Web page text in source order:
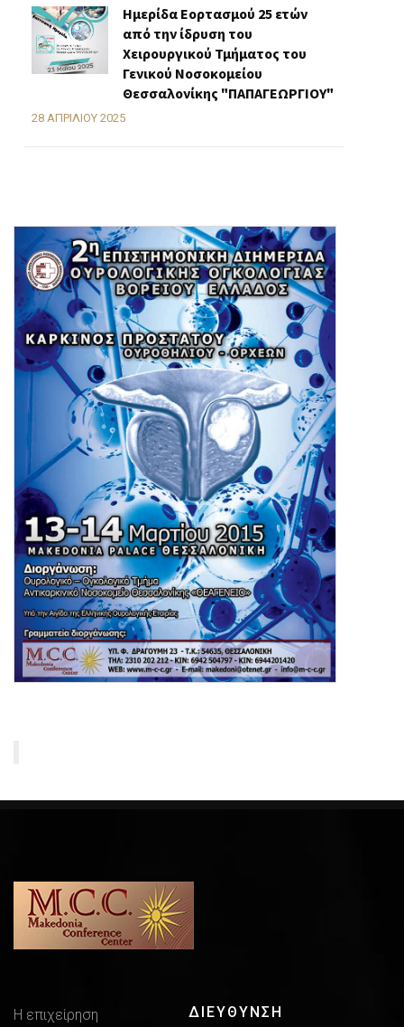
Ημερίδα Εορτασμού 25 ετών
από την ίδρυση του
Χειρουργικού Τμήματος του
Γενικού Νοσοκομείου
Θεσσαλονίκης "ΠΑΠΑΓΕΩΡΓΙΟΥ"
28 ΑΠΡΙΛΊΟΥ 2025
Η επιχείρηση
ΔΙΕΎΘΥΝΣΗ